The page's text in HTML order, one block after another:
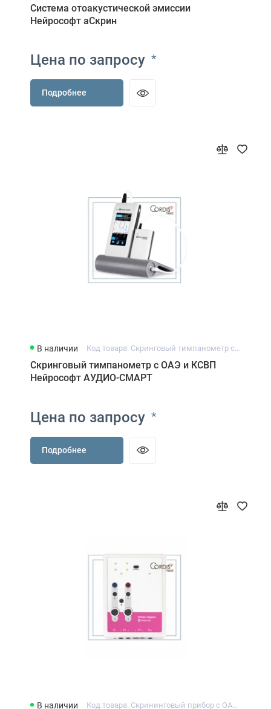
Система отоакустической эмиссии
Нейрософт аСкрин
Цена по запросу *
Подробнее
В наличии
Скринговый тимпанометр с ОАЭ и КСВП
Нейрософт АУДИО-СМАРТ
Цена по запросу *
Подробнее
В наличии Код товара: Скрининговый прибор с ОАЭ и КСВП Нейрософт НЕЙРО-АУДИО